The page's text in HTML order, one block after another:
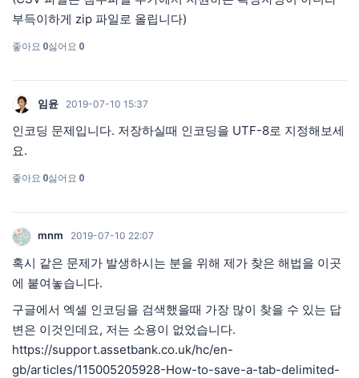
부득이하게 zip 파일로 올립니다)
좋아요 0싫어요 0
임윤 2019-07-10 15:37
인코딩 문제입니다. 저장하실때 인코딩을 UTF-8로 지정해보세
요.
좋아요 0싫어요 0
mnm 2019-07-10 22:07
혹시 같은 문제가 발생하시는 분을 위해 제가 찾은 해법을 이곳
에 붙여놓습니다.
구글에서 엑셀 인코딩을 검색했을때 가장 많이 찾을 수 있는 답
변은 이것인데요, 저는 소용이 없었습니다.
https://support.assetbank.co.uk/hc/en-
gb/articles/115005205928-How-to-save-a-tab-delimited-